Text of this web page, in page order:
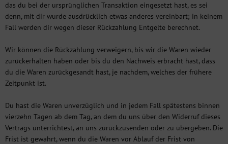
das du bei der ursprünglichen Transaktion eingesetzt hast, es sei
denn, mit dir wurde ausdrücklich etwas anderes vereinbart; in keinem
Fall werden dir wegen dieser Rückzahlung Entgelte berechnet.
Wir können die Rückzahlung verweigern, bis wir die Waren wieder
zurückerhalten haben oder bis du den Nachweis erbracht hast, dass
du die Waren zurückgesandt hast, je nachdem, welches der frühere
Zeitpunkt ist.
Du hast die Waren unverzüglich und in jedem Fall spätestens binnen
vierzehn Tagen ab dem Tag, an dem du uns über den Widerruf dieses
Vertrags unterrichtest, an uns zurückzusenden oder zu übergeben. Die
Frist ist gewahrt, wenn du die Waren vor Ablauf der Frist von